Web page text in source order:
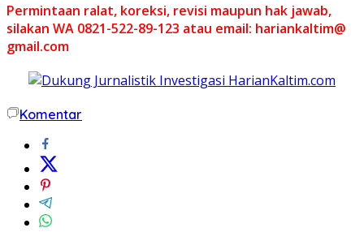
Permintaan ralat, koreksi, revisi maupun hak jawab,
silakan WA 0821-522-89-123 atau email: hariankaltim@
gmail.com
Komentar